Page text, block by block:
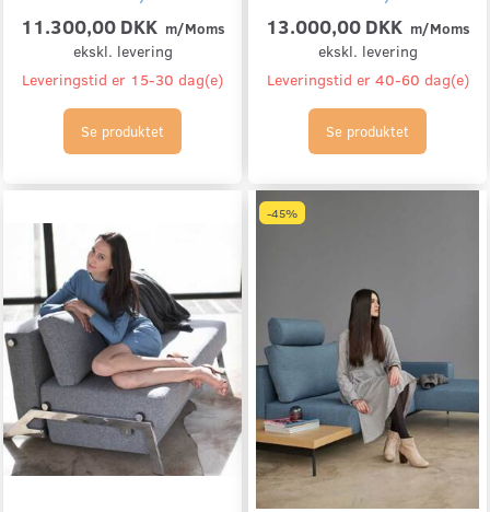
11.300,00 DKK m/Moms
ekskl. levering
Leveringstid er 15-30 dag(e)
Se produktet
13.000,00 DKK m/Moms
ekskl. levering
Leveringstid er 40-60 dag(e)
Se produktet
-45%